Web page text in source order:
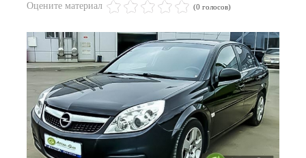
Оцените материал (0 голосов)